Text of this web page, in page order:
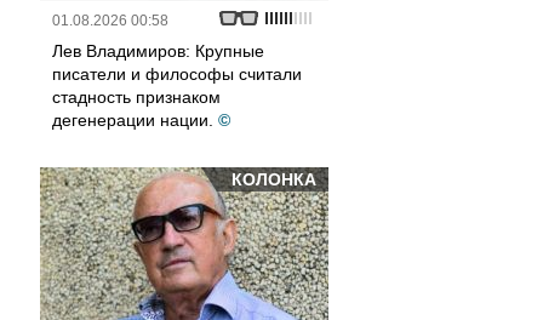
01.08.2026 00:58
Лев Владимиров: Крупные
писатели и философы считали
стадность признаком
дегенерации нации. ©
КОЛОНКА